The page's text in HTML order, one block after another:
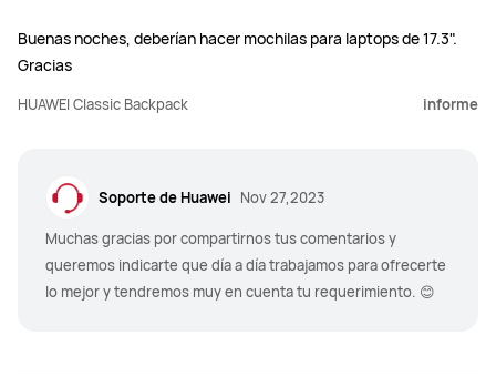
Buenas noches, deberían hacer mochilas para laptops de 17.3".
Gracias
HUAWEI Classic Backpack informe
Soporte de Huawei Nov 27,2023
Muchas gracias por compartirnos tus comentarios y
queremos indicarte que día a día trabajamos para ofrecerte
lo mejor y tendremos muy en cuenta tu requerimiento. 😊